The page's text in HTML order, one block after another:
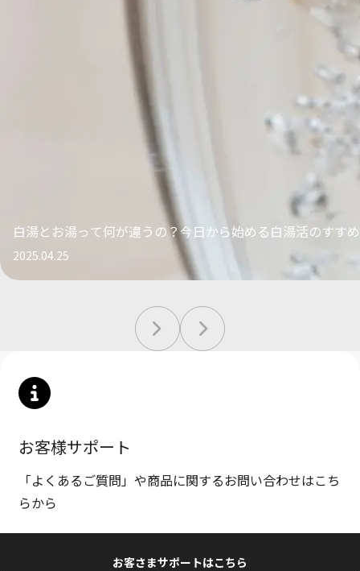
白湯とお湯って何が違うの？今日から始める白湯活のすすめ
2025.04.25
お客様サポート
「よくあるご質問」や商品に関するお問い合わせはこち
らから
お客さまサポートはこちら